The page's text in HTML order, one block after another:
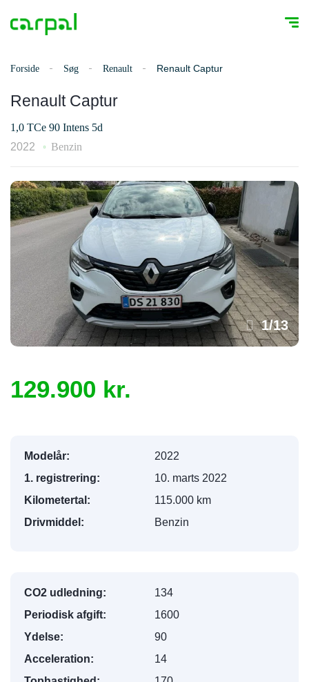
Forside Søg Renault Renault Captur
Renault Captur
1,0 TCe 90 Intens 5d
2022
Benzin
1/13
129.900 kr.
Modelår:
2022
1. registrering:
10. marts 2022
Kilometertal:
115.000 km
Drivmiddel:
Benzin
CO2 udledning:
134
Periodisk afgift:
1600
Ydelse:
90
Acceleration:
14